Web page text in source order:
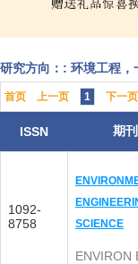
研究方向：: 环境工程，
首页 上一页 1 下一页
ISSN 期
1092-
8758
SCIENCE
ENVIRON